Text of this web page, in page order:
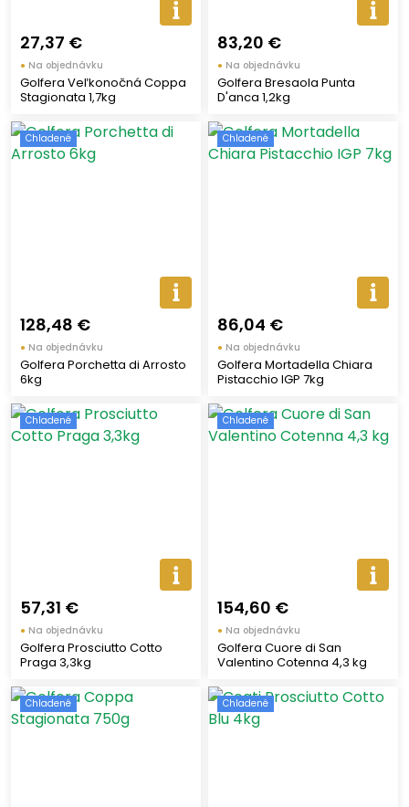
27,37 €
● Na objednávku
Golfera Veľkonočná Coppa
Stagionata 1,7kg
83,20 €
● Na objednávku
Golfera Bresaola Punta
D'anca 1,2kg
Chladené
128,48 €
● Na objednávku
Golfera Porchetta di Arrosto
6kg
Chladené
86,04 €
● Na objednávku
Golfera Mortadella Chiara
Pistacchio IGP 7kg
Chladené
57,31 €
● Na objednávku
Golfera Prosciutto Cotto
Praga 3,3kg
Chladené
154,60 €
● Na objednávku
Golfera Cuore di San
Valentino Cotenna 4,3 kg
Chladené Chladené